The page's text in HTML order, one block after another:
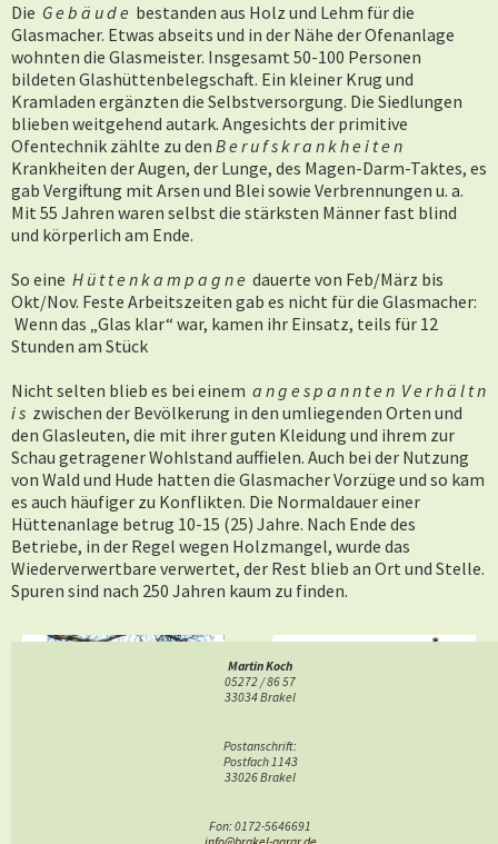
Die G e b ä u d e bestanden aus Holz und Lehm für die
Glasmacher. Etwas abseits und in der Nähe der Ofenanlage
wohnten die Glasmeister. Insgesamt 50-100 Personen
bildeten Glashüttenbelegschaft. Ein kleiner Krug und
Kramladen ergänzten die Selbstversorgung. Die Siedlungen
blieben weitgehend autark. Angesichts der primitive
Ofentechnik zählte zu den B e r u f s k r a n k h e i t e n
Krankheiten der Augen, der Lunge, des Magen-Darm-Taktes, es
gab Vergiftung mit Arsen und Blei sowie Verbrennungen u. a.
Mit 55 Jahren waren selbst die stärksten Männer fast blind
und körperlich am Ende.
So eine H ü t t e n k a m p a g n e dauerte von Feb/März bis
Okt/Nov. Feste Arbeitszeiten gab es nicht für die Glasmacher:
Wenn das „Glas klar“ war, kamen ihr Einsatz, teils für 12
Stunden am Stück
Nicht selten blieb es bei einem a n g e s p a n n t e n V e r h ä l t n
i s zwischen der Bevölkerung in den umliegenden Orten und
den Glasleuten, die mit ihrer guten Kleidung und ihrem zur
Schau getragener Wohlstand auffielen. Auch bei der Nutzung
von Wald und Hude hatten die Glasmacher Vorzüge und so kam
es auch häufiger zu Konflikten. Die Normaldauer einer
Hüttenanlage betrug 10-15 (25) Jahre. Nach Ende des
Betriebe, in der Regel wegen Holzmangel, wurde das
Wiederverwertbare verwertet, der Rest blieb an Ort und Stelle.
Spuren sind nach 250 Jahren kaum zu finden.
Becher mit Deckel, Becher,
Martin Koch
05272 / 86 57
33034 Brakel
Postanschrift:
Postfach 1143
33026 Brakel
Fon: 0172-5646691